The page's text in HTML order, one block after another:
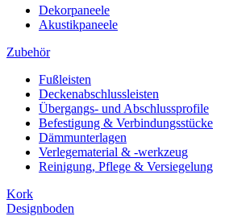
Dekorpaneele
Akustikpaneele
Zubehör
Fußleisten
Deckenabschlussleisten
Übergangs- und Abschlussprofile
Befestigung & Verbindungsstücke
Dämmunterlagen
Verlegematerial & -werkzeug
Reinigung, Pflege & Versiegelung
Kork
Designboden